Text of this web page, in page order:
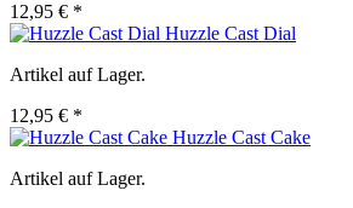
12,95 € *
Huzzle Cast Dial
Artikel auf Lager.
12,95 € *
Huzzle Cast Cake
Artikel auf Lager.